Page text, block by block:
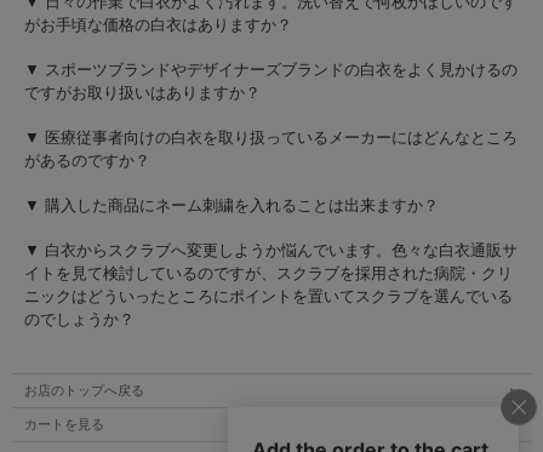
がお手頃な価格の白衣はありますか？
▼ スポーツブランドやデザイナーズブランドの白衣をよく見かけるの
ですがお取り扱いはありますか？
▼ 医療従事者向けの白衣を取り扱っているメーカーにはどんなところ
があるのですか？
▼ 購入した商品にネーム刺繍を入れることは出来ますか？
▼ 白衣からスクラブへ変更しようか悩んでいます。色々な白衣通販サ
イトを見て検討しているのですが、スクラブを採用された病院・クリ
ニックはどういったところにポイントを置いてスクラブを選んでいる
のでしょうか？
お店のトップへ戻る
カートを見る